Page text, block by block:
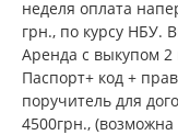
неделя оплата
грн., по курсу НБУ.
Аренда с выкупом 2
Паспорт+ код +
поручитель для
4500грн., (возможна